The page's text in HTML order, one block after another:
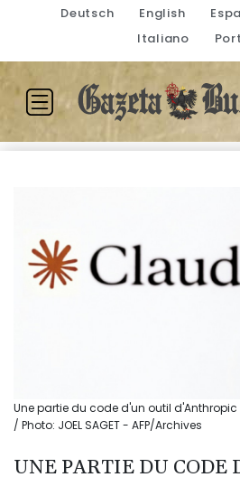
Deutsch English
Italiano
Une partie du code d'un outil
/ Photo: JOEL SAGET - AFP/Archives
UNE PARTIE DU CODE